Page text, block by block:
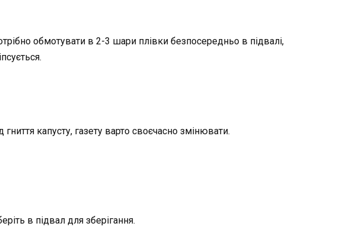
обмотувати в 2-3 шари плівки безпосередньо в підвалі,
капусту, газету варто своєчасно змінювати.
в підвал для зберігання.